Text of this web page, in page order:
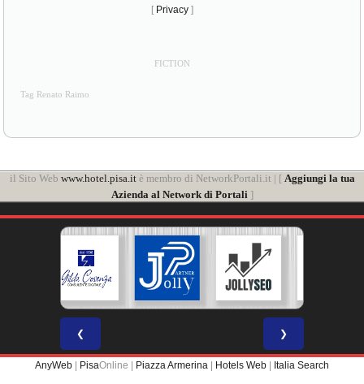
[ Privacy ]
FICTION
Tag Renato Raimo
il Sito Web www.hotel.pisa.itè membro di NetworkPortali.it | [ Aggiungi la tua
Azienda al Network di Portali]
❮ ❯
AnyWeb PisaOnline | Piazza Armerina Hotels Web Italia Search